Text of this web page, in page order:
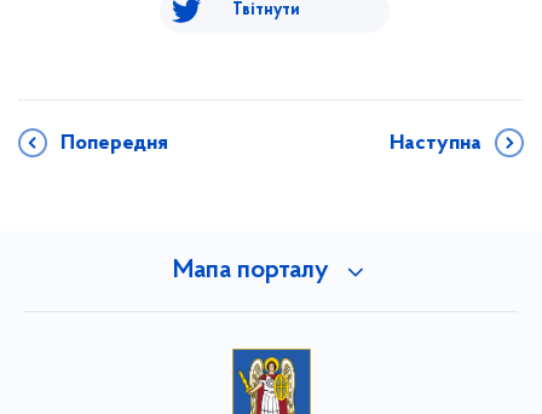
Твітнути
Попередня Наступна
Мапа порталу